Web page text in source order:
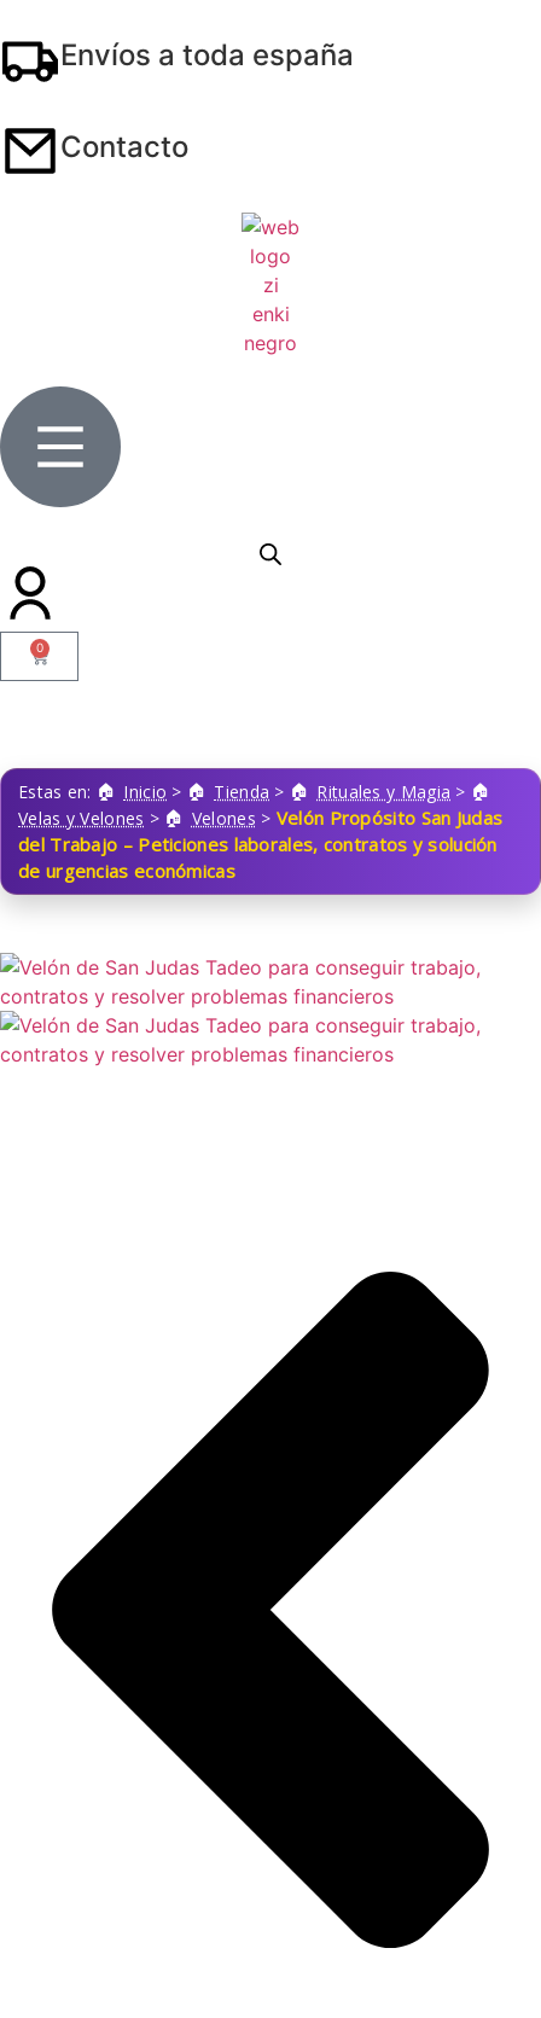
Envíos a toda españa
Contacto
0
Estas en: Inicio > Tienda > Rituales y Magia >
Velas y Velones > Velones > Velón Propósito San Judas
del Trabajo – Peticiones laborales, contratos y solución
de urgencias económicas